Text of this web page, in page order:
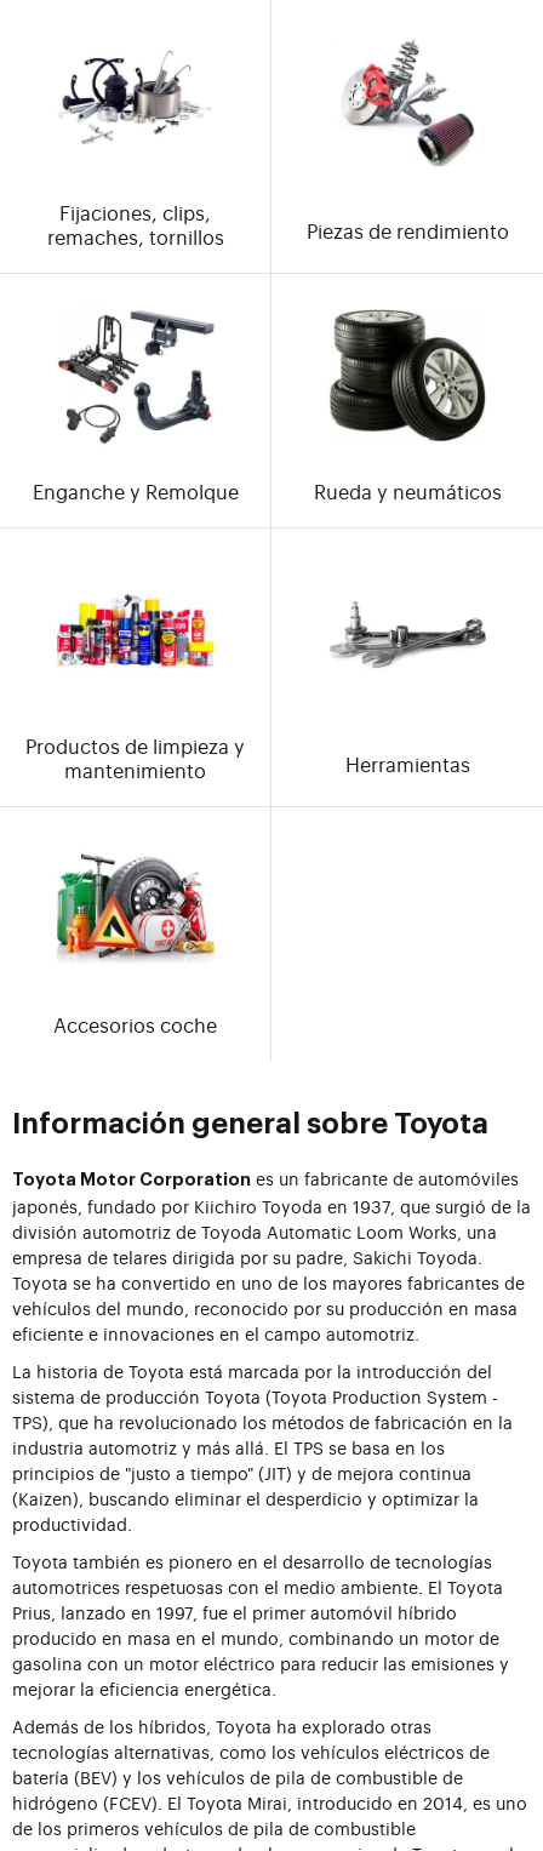
Fijaciones, clips,
remaches, tornillos
Piezas de rendimiento
Enganche y Remolque Rueda y neumáticos
Productos de limpieza y
mantenimiento
Herramientas
Accesorios coche
Información general sobre Toyota
Toyota Motor Corporation es un fabricante de automóviles
japonés, fundado por Kiichiro Toyoda en 1937, que surgió de la
división automotriz de Toyoda Automatic Loom Works, una
empresa de telares dirigida por su padre, Sakichi Toyoda.
Toyota se ha convertido en uno de los mayores fabricantes de
vehículos del mundo, reconocido por su producción en masa
eficiente e innovaciones en el campo automotriz.
La historia de Toyota está marcada por la introducción del
sistema de producción Toyota (Toyota Production System -
TPS), que ha revolucionado los métodos de fabricación en la
industria automotriz y más allá. El TPS se basa en los
principios de "justo a tiempo" (JIT) y de mejora continua
(Kaizen), buscando eliminar el desperdicio y optimizar la
productividad.
Toyota también es pionero en el desarrollo de tecnologías
automotrices respetuosas con el medio ambiente. El Toyota
Prius, lanzado en 1997, fue el primer automóvil híbrido
producido en masa en el mundo, combinando un motor de
gasolina con un motor eléctrico para reducir las emisiones y
mejorar la eficiencia energética.
Además de los híbridos, Toyota ha explorado otras
tecnologías alternativas, como los vehículos eléctricos de
batería (BEV) y los vehículos de pila de combustible de
hidrógeno (FCEV). El Toyota Mirai, introducido en 2014, es uno
de los primeros vehículos de pila de combustible